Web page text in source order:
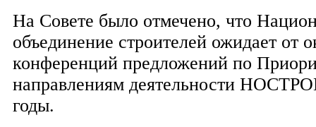
На Совете было отмечено, что
объединение строителей ожидает от
конференций предложений по
направлениям деятельности
годы.